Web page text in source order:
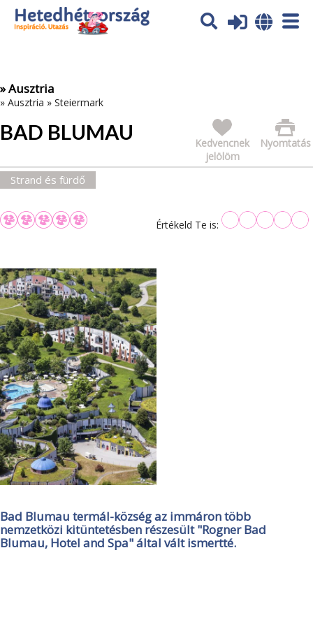
Az oldal sütiket (cookies) használ. További tájékoztatás itt:
Adatvédelmi tájékoztató
» Ausztria
» Ausztria » Steiermark
BAD BLUMAU Nyomtatás
Kedvencnek
jelölöm
Strand és fürdő
Értékeld Te is:
Bad Blumau termál-község az immáron több
nemzetközi kitüntetésben részesült "Rogner Bad
Blumau, Hotel and Spa" által vált ismertté.